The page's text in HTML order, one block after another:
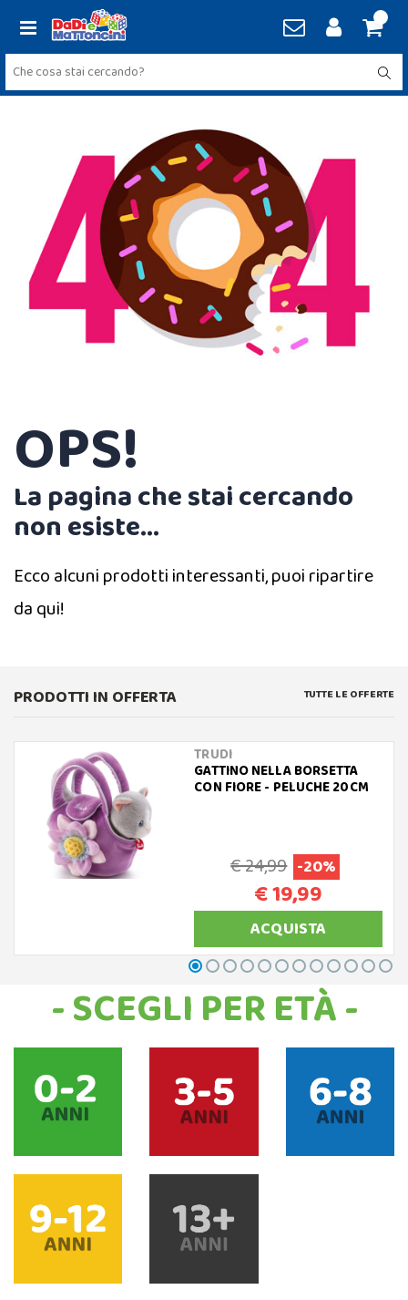
OPS!
La pagina che stai cercando
non esiste...
Ecco alcuni prodotti interessanti, puoi ripartire
da qui!
PRODOTTI IN OFFERTA TUTTE LE OFFERTE
TRUDI
GATTINO NELLA BORSETTA
CON FIORE - PELUCHE 20CM
€ 24,99 -20%
€ 19,99
ACQUISTA
- SCEGLI PER ETÀ -